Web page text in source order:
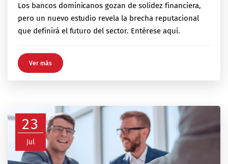
Los bancos dominicanos gozan de solidez financiera,
pero un nuevo estudio revela la brecha reputacional
que definirá el futuro del sector. Entérese aquí.
Ver más
23
Jul